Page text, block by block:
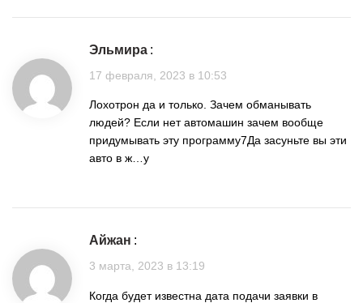
Эльмира :
17 февраля, 2023 в 10:53
Лохотрон да и только. Зачем обманывать
людей? Если нет автомашин зачем вообще
придумывать эту программу7Да засуньте вы эти
авто в ж…у
Айжан :
3 марта, 2023 в 13:19
Когда будет известна дата подачи заявки в